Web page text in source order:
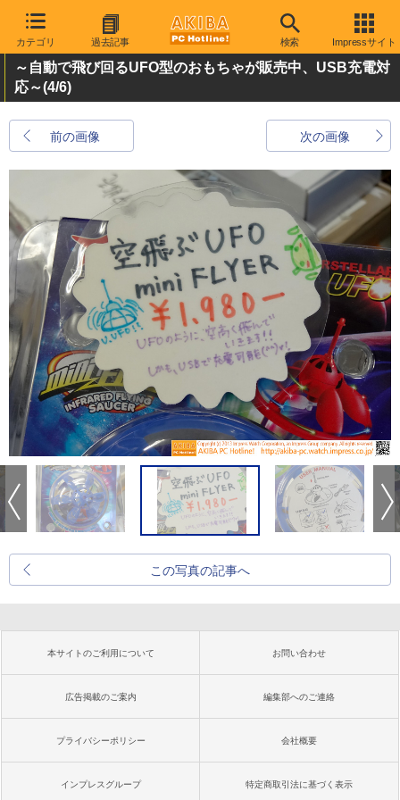
カテゴリ 過去記事 検索 Impressサイト
～自動で飛び回るUFO型のおもちゃが販売中、USB充電対
応～(4/6)
前の画像 次の画像
この写真の記事へ
本サイトのご利用について お問い合わせ
広告掲載のご案内 編集部へのご連絡
プライバシーポリシー 会社概要
インプレスグループ 特定商取引法に基づく表示